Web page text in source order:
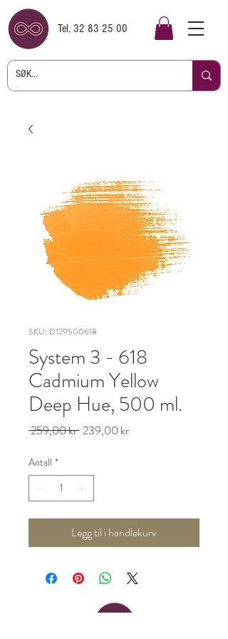
Tel. 32 83 25 00
SKU: D129500618
System 3 - 618
Cadmium Yellow
Deep Hue, 500 ml.
259,00 kr Vanlig
239,00 krSalgspris
Antall *
Legg til i handlekurv